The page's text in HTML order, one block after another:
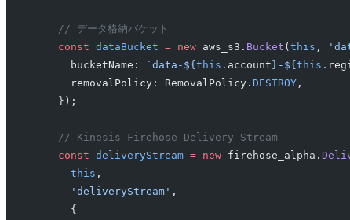
    // データ格納バケット
    const
dataBucket = new aws_s3. Bucket ( this ,
      bucketName:
`data-${ this . account }-${ this .
      removalPolicy: RemovalPolicy.
DESTROY,
    });
    // Kinesis Firehose Delivery Stream
    const
deliveryStream = new firehose_alpha.
      this
,
      'deliveryStream'
,
      {